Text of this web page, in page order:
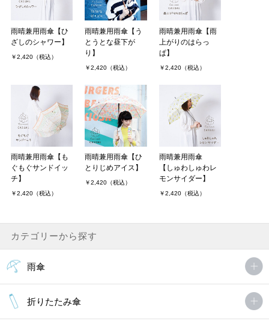
雨晴兼用雨傘【ひ
ざしのシャワー】
￥2,420（税込）
雨晴兼用雨傘【う
とうとな昼下が
り】
￥2,420（税込）
雨晴兼用雨傘【雨
上がりのはらっ
ぱ】
￥2,420（税込）
雨晴兼用雨傘【も
ぐもぐサンドイッ
チ】
￥2,420（税込）
雨晴兼用雨傘【ひ
とりじめアイス】
￥2,420（税込）
雨晴兼用雨傘
【しゅわしゅわレ
モンサイダー】
￥2,420（税込）
カテゴリーから探す
雨傘
折りたたみ傘